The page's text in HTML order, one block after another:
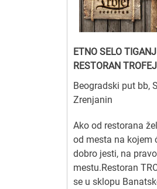
ETNO SELO
RESTORAN TROFEJ
Beogradski put bb,
Zrenjanin
Ako od restorana
od mesta na kojem
dobro jesti, na
mestu.Restoran
se u sklopu